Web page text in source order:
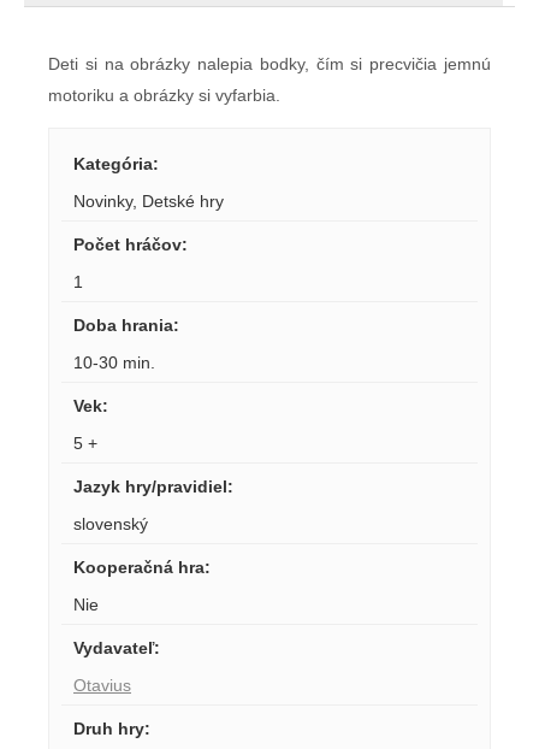
Deti si na obrázky nalepia bodky, čím si precvičia jemnú
motoriku a obrázky si vyfarbia.
Kategória:
Novinky, Detské hry
Počet hráčov:
1
Doba hrania:
10-30 min.
Vek:
5 +
Jazyk hry/pravidiel:
slovenský
Kooperačná hra:
Nie
Vydavateľ:
Otavius
Druh hry: